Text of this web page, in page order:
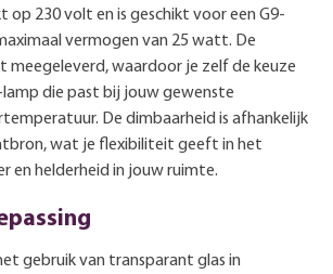
op 230 volt en is geschikt voor een G9-
vermogen van 25 watt. De
meegeleverd, waardoor je zelf de keuze
die past bij jouw gewenste
De dimbaarheid is afhankelijk
wat je flexibiliteit geeft in het
en helderheid in jouw ruimte.
gebruik van transparant glas in